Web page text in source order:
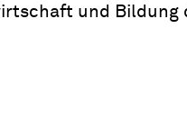
und Bildung